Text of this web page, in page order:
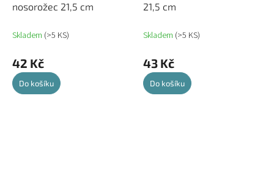
nosorožec 21,5 cm
Skladem (>5 KS)
42 Kč
Do košíku
21,5 cm
Skladem (>5 KS)
43 Kč
Do košíku